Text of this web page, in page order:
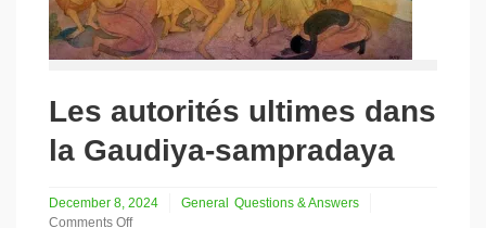
Les autorités ultimes dans
la Gaudiya-sampradaya
December 8, 2024 General Questions & Answers
Comments Off